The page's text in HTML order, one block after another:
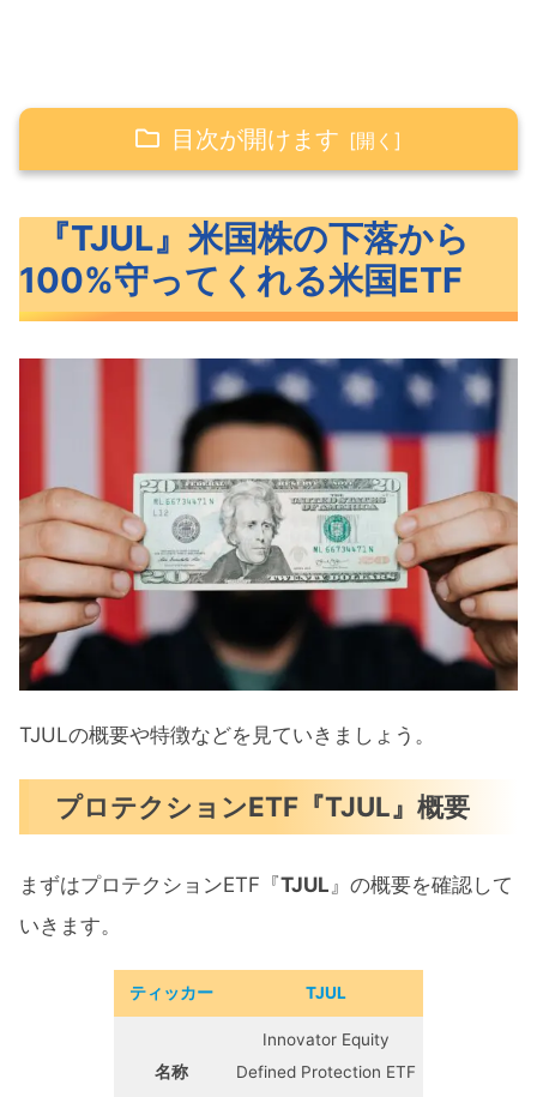
目次が開けます
れる米国ETF
プロテクションETF『TJUL』概要
TJULってどうやって利益を出すの？
TJULのチャート比較
TJULのリアルタイムチャート
TJULってどうやったら買えるの？
投資の選択肢を広げてくれるIG証券
プロテクションETF【TJUL】まとめ
『TJUL』米国株の下落から
100%守ってくれる米国ETF
TJULの概要や特徴などを見ていきましょう。
プロテクションETF『TJUL』概要
まずはプロテクションETF『TJUL 』の概要を確認して
いきます。
ティッカー TJUL
名称
Innovator Equity
Defined Protection ETF